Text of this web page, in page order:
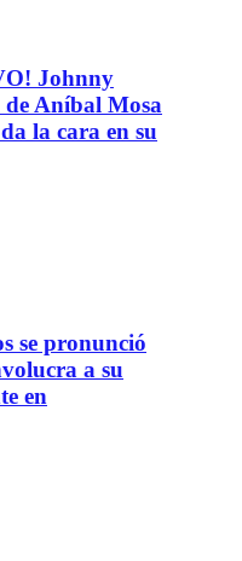
Johnny
Aníbal Mosa
la cara en su
se pronunció
a su
en